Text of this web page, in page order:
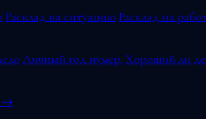
Расклад на ситуацию Расклад на
Личный год нумер. Хороший ли
→